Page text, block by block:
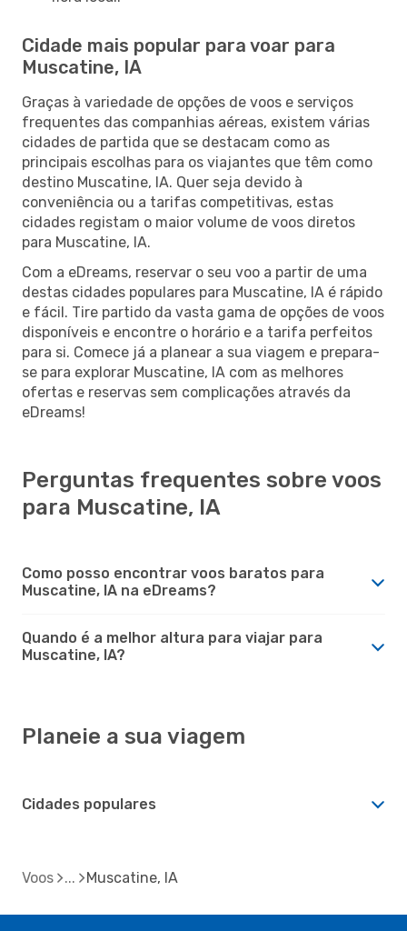
Cidade mais popular para voar para
Muscatine, IA
Graças à variedade de opções de voos e serviços
frequentes das companhias aéreas, existem várias
cidades de partida que se destacam como as
principais escolhas para os viajantes que têm como
destino Muscatine, IA. Quer seja devido à
conveniência ou a tarifas competitivas, estas
cidades registam o maior volume de voos diretos
para Muscatine, IA.
Com a eDreams, reservar o seu voo a partir de uma
destas cidades populares para Muscatine, IA é rápido
e fácil. Tire partido da vasta gama de opções de voos
disponíveis e encontre o horário e a tarifa perfeitos
para si. Comece já a planear a sua viagem e prepara-
se para explorar Muscatine, IA com as melhores
ofertas e reservas sem complicações através da
eDreams!
Perguntas frequentes sobre voos
para Muscatine, IA
Como posso encontrar voos baratos para
Muscatine, IA na eDreams?
Quando é a melhor altura para viajar para
Muscatine, IA?
Planeie a sua viagem
Cidades populares
Voos Muscatine, IA